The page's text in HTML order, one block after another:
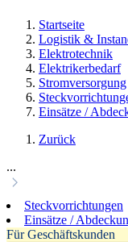
Startseite
Logistik &
Elektrotechnik
Elektrikerbedarf
Stromversorgung
Einsätze /
Zurück
...
Steckvorrichtungen
Einsätze /
Für Geschäftskunden